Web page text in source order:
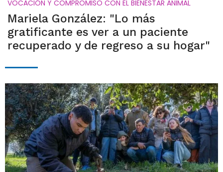
VOCACIÓN Y COMPROMISO CON EL BIENESTAR ANIMAL
Mariela González: "Lo más
gratificante es ver a un paciente
recuperado y de regreso a su hogar"